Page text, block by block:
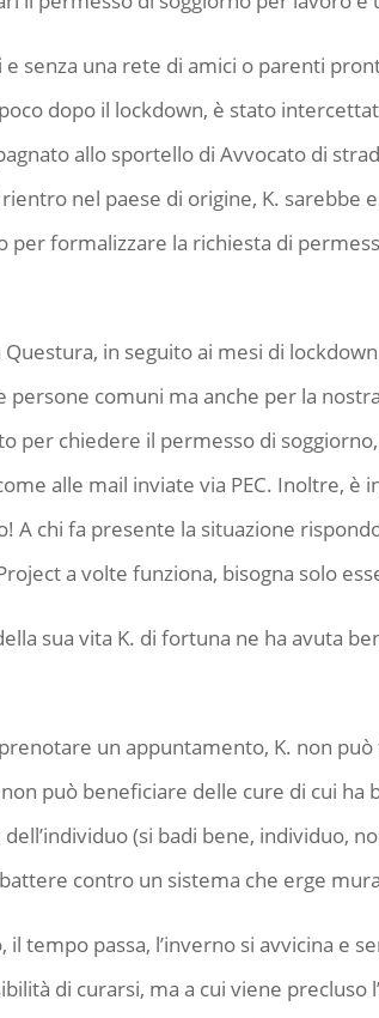
e senza una rete di amici o parenti
dopo il lockdown, è stato
allo sportello di Avvocato di
rientro nel paese di origine, K. sarebbe
per formalizzare la richiesta di
Questura, in seguito ai mesi di
persone comuni ma anche per la
per chiedere il permesso di
alle mail inviate via PEC. Inoltre,
A chi fa presente la situazione
a volte funziona, bisogna solo
sua vita K. di fortuna ne ha avuta
un appuntamento, K. non
può beneficiare delle cure di cui
(si badi bene, individuo,
contro un sistema che erge
tempo passa, l’inverno si avvicina e
di curarsi, ma a cui viene